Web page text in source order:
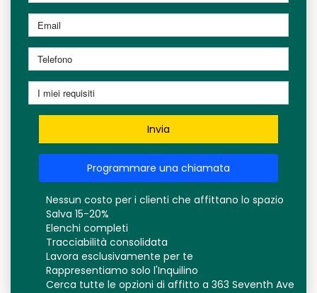
Invia
Programmare una chiamata
Nessun costo per i clienti che affittano lo spazio
Salva 15-20%
Elenchi completi
Tracciabilità consolidata
Lavora esclusivamente per te
Rappresentiamo solo l'Inquilino
Cerca tutte le opzioni di affitto a 363 Seventh Ave